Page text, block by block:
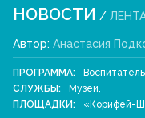
НОВОСТИ /
Автор: Анастасия
ПРОГРАММА:
СЛУЖБЫ:
Музей,
ПЛОЩАДКИ:
«Корифей-